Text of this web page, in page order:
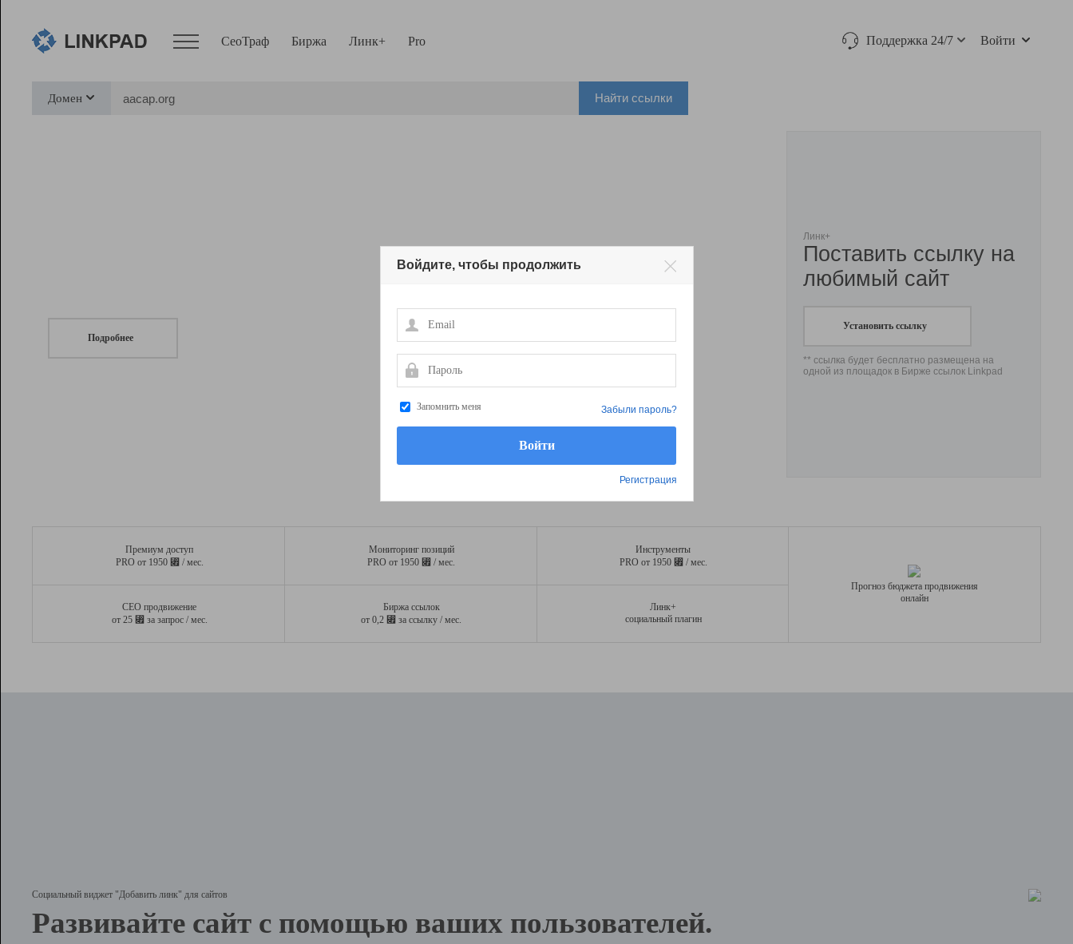
СеоТраф Биржа Линк+ Pro Поддержка 24/7 Войти
Домен Найти ссылки
Подробнее
Линк+
Поставить ссылку на
любимый сайт
Установить ссылку
** ссылка будет бесплатно размещена на
одной из площадок в Бирже ссылок Linkpad
Премиум доступ
PRO от 1950 ⃏ / мес.
Мониторинг позиций
PRO от 1950 ⃏ / мес.
Инструменты
PRO от 1950 ⃏ / мес.
СЕО продвижение
от 25 ⃏ за запрос / мес.
Биржа ссылок
от 0,2 ⃏ за ссылку / мес.
Линк+
социальный плагин
Прогноз бюджета продвижения
онлайн
Социальный виджет "Добавить линк" для сайтов
Развивайте сайт с помощью ваших пользователей.
Войдите, чтобы продолжить
Email
Пароль
Запомнить меня
Регистрация
Забыли пароль?